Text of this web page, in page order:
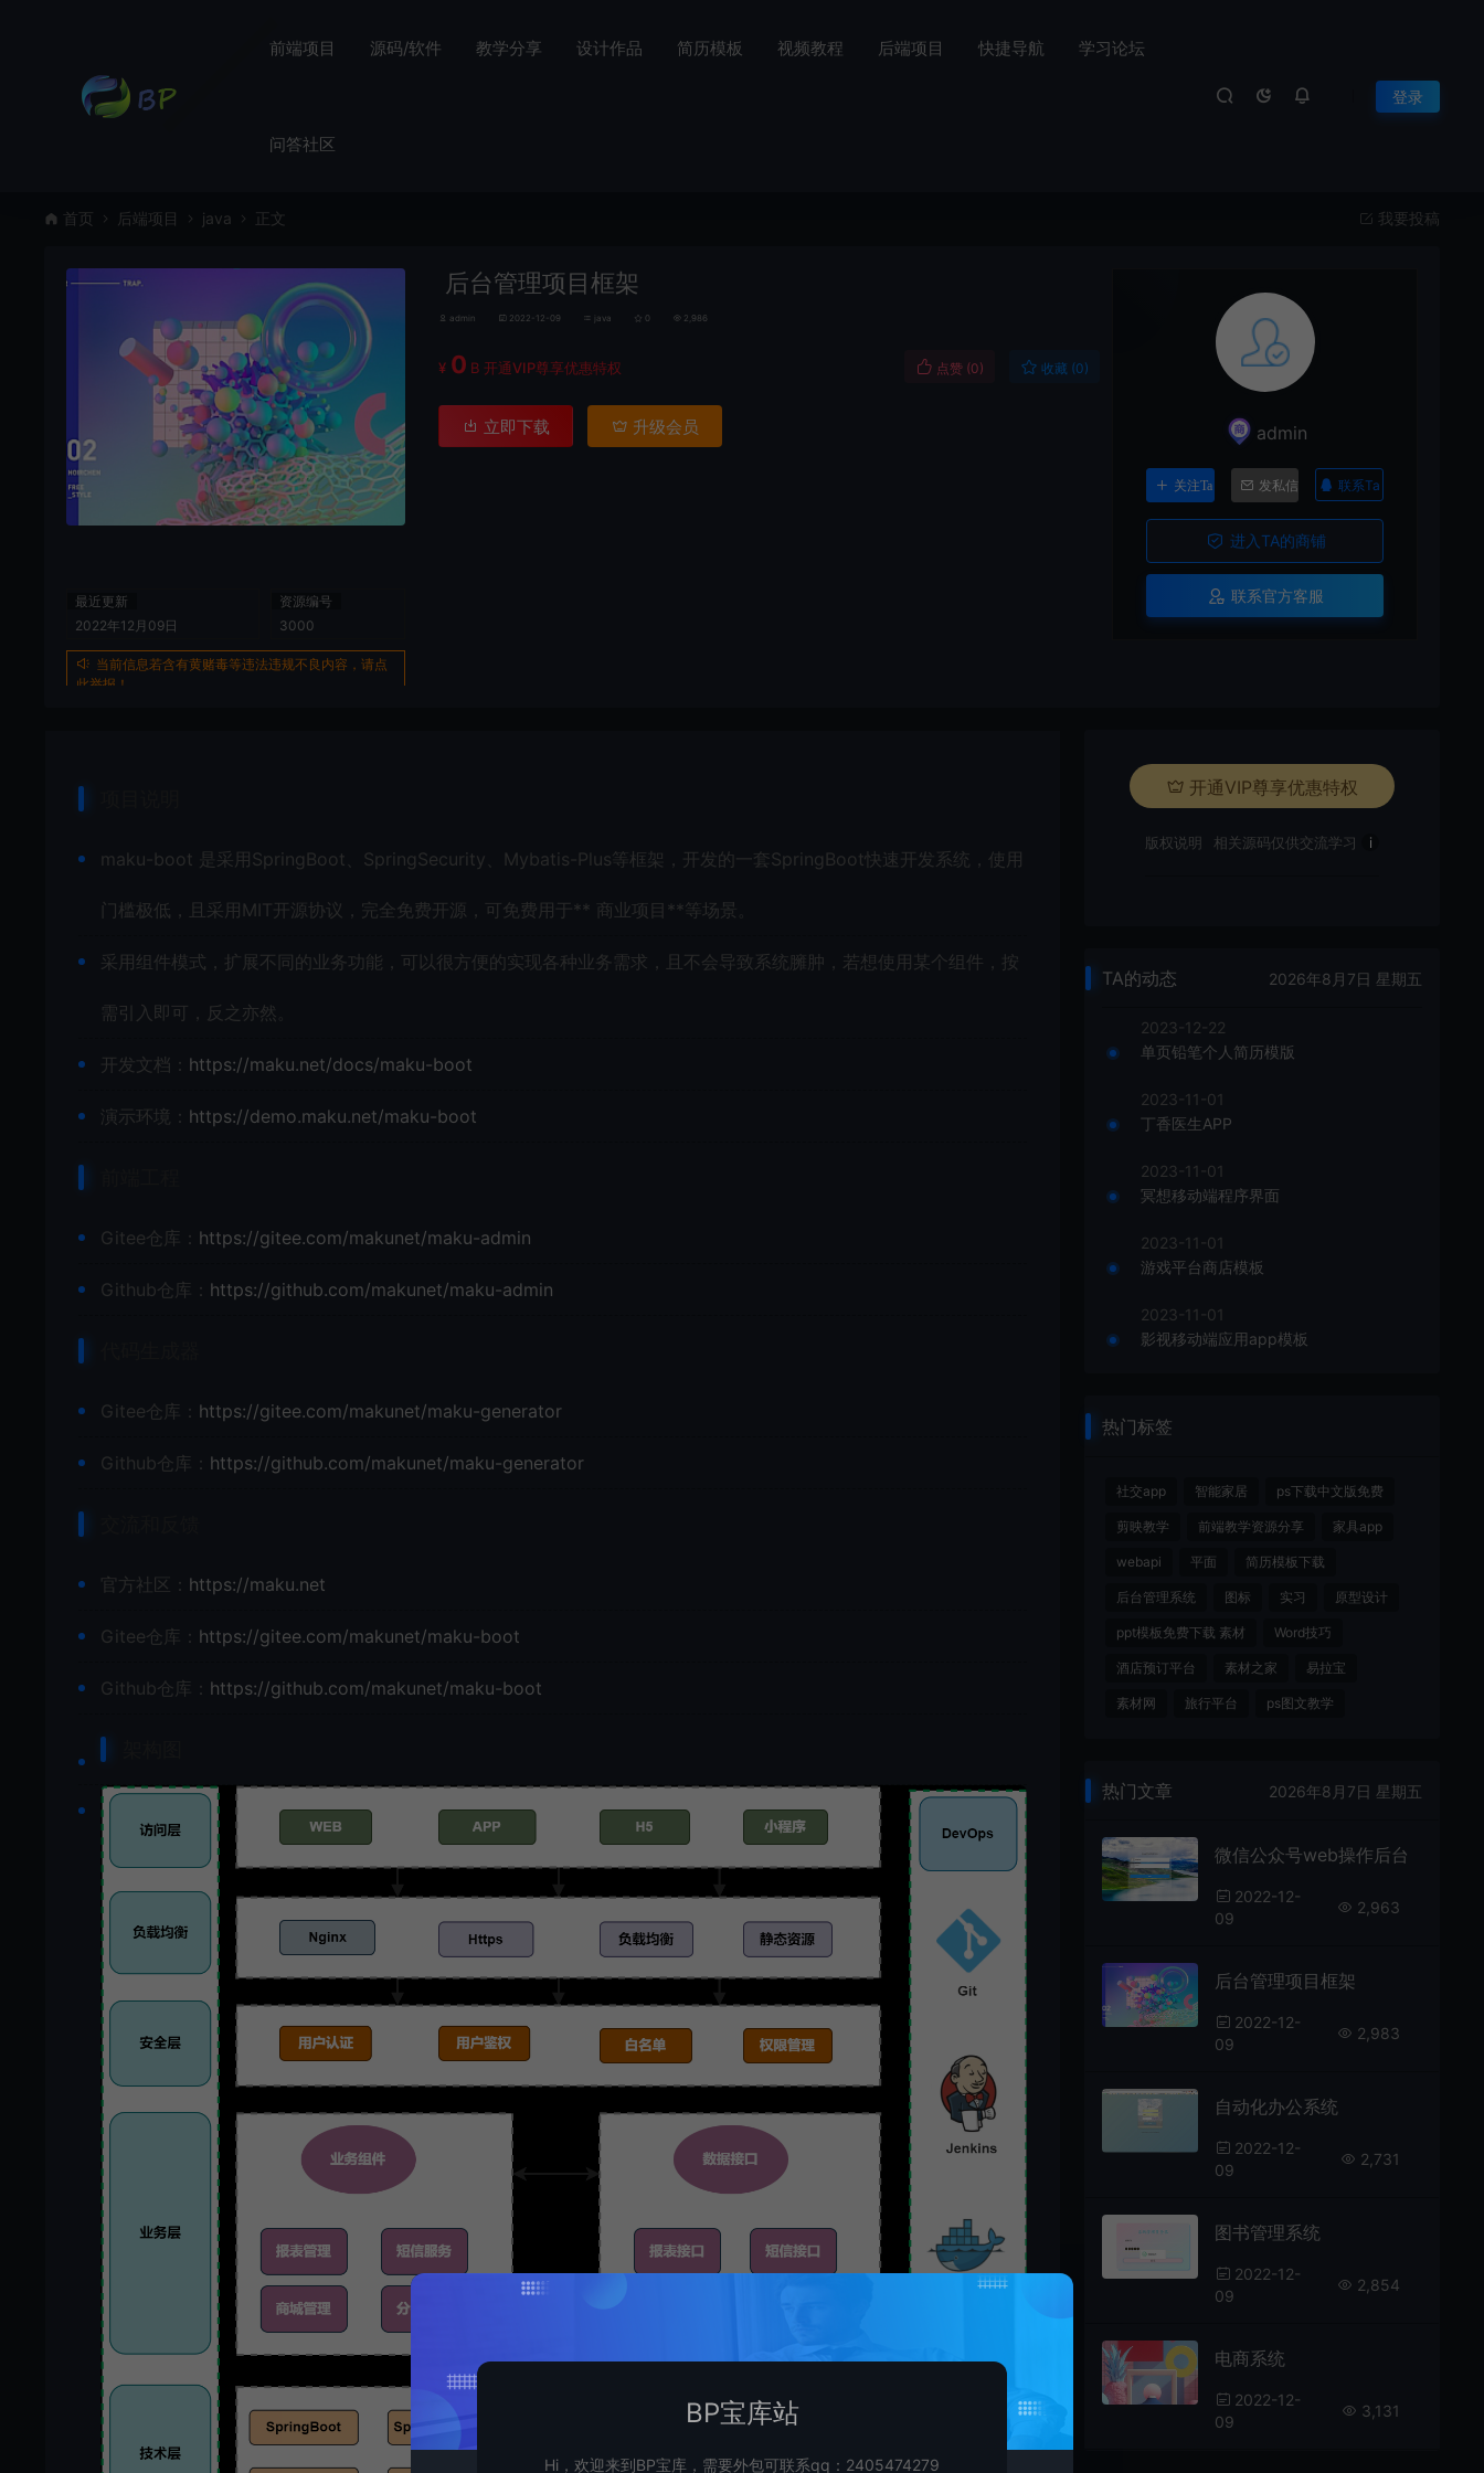
前端项目 源码/软件 教学分享 设计作品 简历模板 视频教程 后端项目 快捷导航 学习论坛
问答社区
登录
首页 后端项目 java 正文 我要投稿
最近更新
2022年12月09日
资源编号
3000
当前信息若含有黄赌毒等违法违规不良内容，请点
此举报！
后台管理项目框架
admin 2022-12-09 java 0 2,986
¥ 0 B开通VIP尊享优惠特权 点赞 (0) 收藏 (0)
立即下载 升级会员 admin
关注Ta 发私信 联系Ta
进入TA的商铺
联系官方客服
maku-boot 是采用SpringBoot、SpringSecurity、Mybatis-Plus等框架，开发的一套SpringBoot快速开发系统，使用
门槛极低，且采用MIT开源协议，完全免费开源，可免费用于** 商业项目**等场景。
采用组件模式，扩展不同的业务功能，可以很方便的实现各种业务需求，且不会导致系统臃肿，若想使用某个组件，按
需引入即可，反之亦然。
开发文档： https://maku.net/docs/maku-boot
演示环境： https://demo.maku.net/maku-boot
Gitee仓库： https://gitee.com/makunet/maku-admin
Github仓库： https://github.com/makunet/maku-admin
Gitee仓库： https://gitee.com/makunet/maku-generator
Github仓库： https://github.com/makunet/maku-generator
官方社区： https://maku.net
Gitee仓库： https://gitee.com/makunet/maku-boot
Github仓库： https://github.com/makunet/maku-boot
开通VIP尊享优惠特权
版权说明 相关源码仅供交流学习 i
TA的动态 2026年8月7日 星期五
2023-12-22
单页铅笔个人简历模版
2023-11-01
丁香医生APP
2023-11-01
冥想移动端程序界面
2023-11-01
游戏平台商店模板
2023-11-01
影视移动端应用app模板
热门标签
社交app 智能家居 ps下载中文版免费
剪映教学 前端教学资源分享 家具app
webapi 平面 简历模板下载
后台管理系统 图标 实习 原型设计
ppt模板免费下载 素材 Word技巧
酒店预订平台 素材之家 易拉宝
素材网 旅行平台 ps图文教学
热门文章 2026年8月7日 星期五
微信公众号web操作后台
2022-12-
09
2,963
后台管理项目框架
2022-12-
09
2,983
自动化办公系统
2022-12-
09
2,731
图书管理系统
2022-12-
09
2,854
电商系统
2022-12-
09
3,131
BP宝库站
Hi，欢迎来到BP宝库，需要外包可联系qq：2405474279